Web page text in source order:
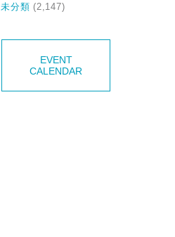
未分類 (2,147)
EVENT
CALENDAR